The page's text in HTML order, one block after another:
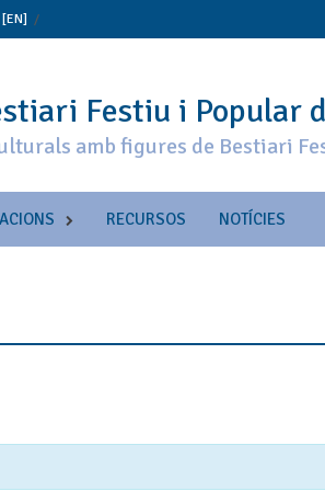
Festiu i Popular
amb figures de Bestiari
RECURSOS NOTÍCIES